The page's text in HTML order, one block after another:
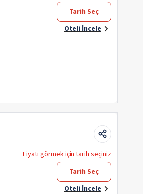
Tarih Seç
Oteli İncele
Fiyatı görmek için tarih seçiniz
Tarih Seç
Oteli İncele